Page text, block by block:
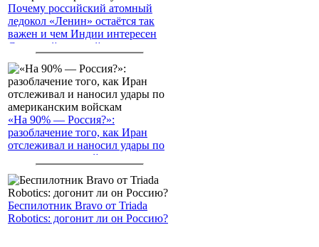
Почему российский атомный
ледокол «Ленин» остаётся так
важен и чем Индии интересен
Северный морской путь
«На 90% — Россия?»:
разоблачение того, как Иран
отслеживал и наносил удары по
американским войскам
Беспилотник Bravo от Triada
Robotics: догонит ли он Россию?